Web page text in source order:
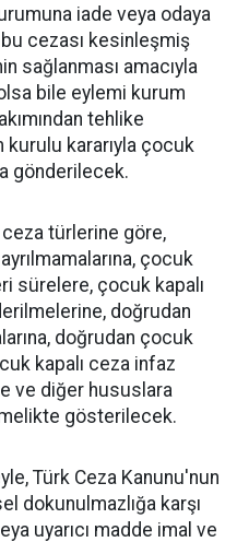
iade veya odaya
cezası kesinleşmiş
sağlanması amacıyla
bile eylemi kurum
tehlike
kararıyla çocuk
gönderilecek.
türlerine göre,
çocuk
sürelere, çocuk kapalı
doğrudan
doğrudan çocuk
kapalı ceza infaz
ve diğer hususlara
gösterilecek.
Türk Ceza Kanunu'nun
dokunulmazlığa karşı
uyarıcı madde imal ve